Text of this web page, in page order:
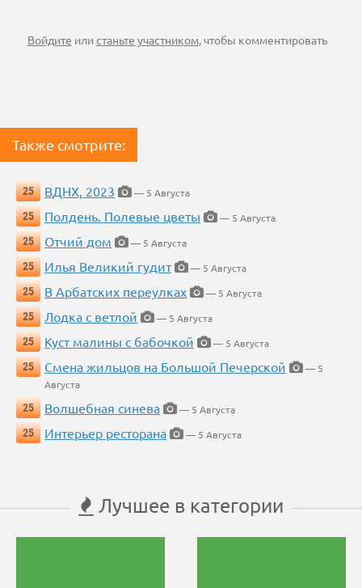
Войдите илистаньте участником, чтобы комментировать
Также смотрите:
25 ВДНХ, 2023
— 5 Августа
25
Полдень. Полевые цветы
— 5 Августа
25
Отчий дом
— 5 Августа
25
Илья Великий гудит
— 5 Августа
25
В Арбатских переулках
— 5 Августа
25
Лодка с ветлой
— 5 Августа
25
Куст малины с бабочкой
— 5 Августа
25
Смена жильцов на Большой Печерской
— 5
Августа
25
Волшебная синева
— 5 Августа
25
Интерьер ресторана — 5 Августа
Лучшее в категории